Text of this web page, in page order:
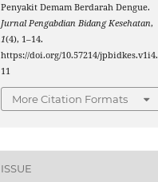
Penyakit Demam Berdarah Dengue.
Jurnal Pengabdian Bidang Kesehatan,
1(4), 1–14.
https://doi.org/10.57214/jpbidkes.v1i4.
11
More Citation Formats
ISSUE